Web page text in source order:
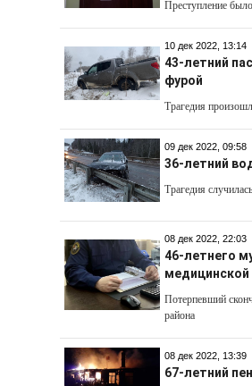
Преступление
10 дек 2022, 13:14
43-летний
фурой
Трагедия
09 дек 2022, 09:58
36-летний
Трагедия
08 дек 2022, 22:03
46-летнего
Потерпевший
района
08 дек 2022, 13:39
67-летний